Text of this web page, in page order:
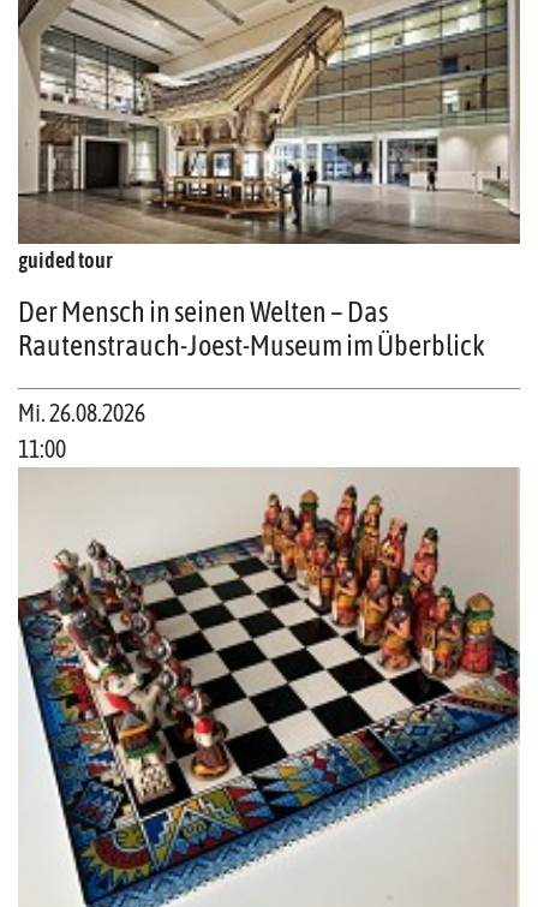
guided tour
Der Mensch in seinen Welten – Das
Rautenstrauch-Joest-Museum im Überblick
Mi. 26.08.2026
11:00